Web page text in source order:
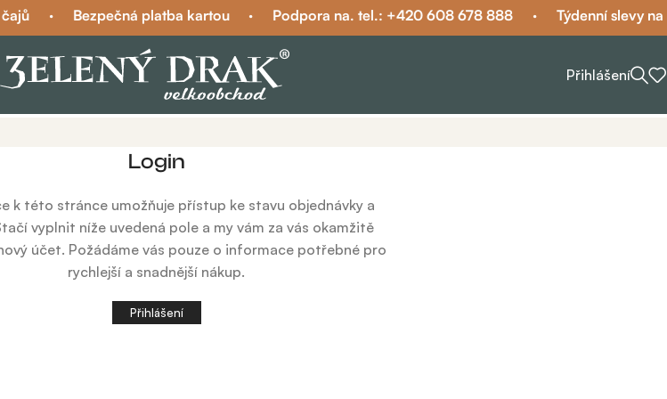
Bezpečná platba kartou Podpora na. tel.: +420 608 678 888 Týdenní slevy
Přihlášení
Login
k této stránce umožňuje přístup ke stavu objednávky a
vyplnit níže uvedená pole a my vám za vás okamžitě
účet. Požádáme vás pouze o informace potřebné pro
rychlejší a snadnější nákup.
Přihlášení